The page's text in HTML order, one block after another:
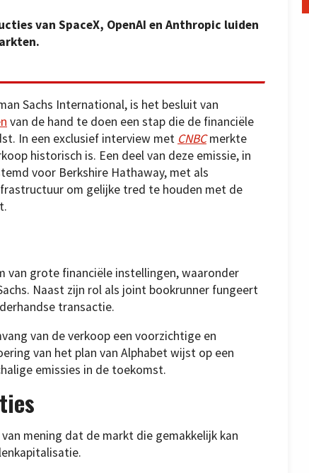
van SpaceX, OpenAI en Anthropic luiden
Sachs International, is het besluit van
van de hand te doen een stap die de financiële
In een exclusief interview met CNBCmerkte
historisch is. Een deel van deze emissie, in
voor Berkshire Hathaway, met als
om gelijke tred te houden met de
van grote financiële instellingen, waaronder
Naast zijn rol als joint bookrunner fungeert
transactie.
van de verkoop een voorzichtige en
van het plan van Alphabet wijst op een
emissies in de toekomst.
mening dat de markt die gemakkelijk kan